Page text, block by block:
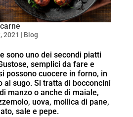
2021 | Blog
sono uno dei secondi piatti
semplici da fare e
possono cuocere in forno, in
al sugo. Si tratta di bocconcini
manzo o anche di maiale,
uova, mollica di pane,
sale e pepe.